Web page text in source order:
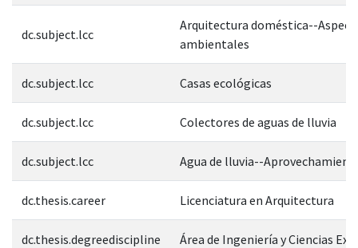
dc.subject.lcc
Arquitectura doméstica--
ambientales
dc.subject.lcc Casas ecológicas
dc.subject.lcc Colectores de aguas de lluvia
dc.subject.lcc Agua de lluvia--
dc.thesis.career Licenciatura en Arquitectura
dc.thesis.degreediscipline Área de Ingeniería y Ciencias